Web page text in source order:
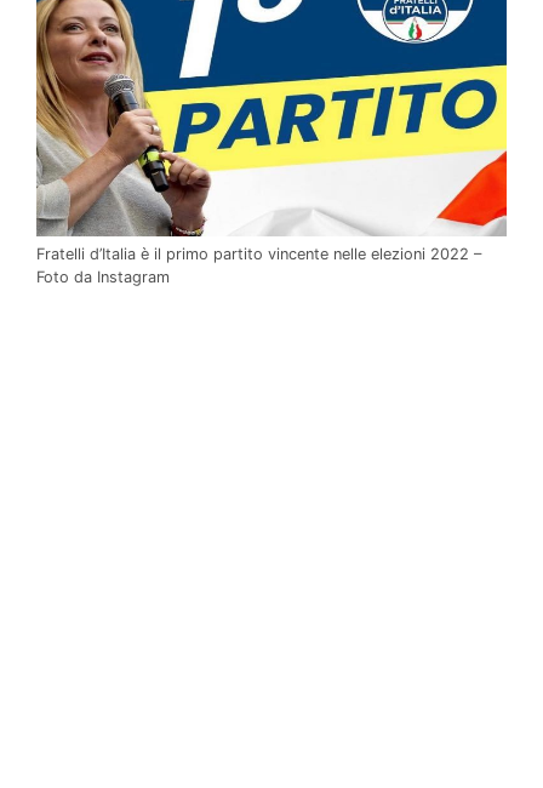
Fratelli d’Italia è il primo partito vincente nelle elezioni 2022 –
Foto da Instagram